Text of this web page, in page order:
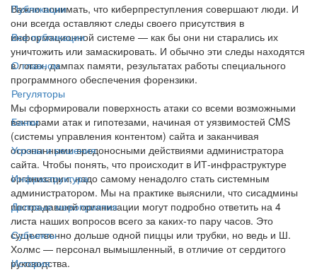
Публикации
Все публикации
О главном
Регуляторы
Банки
Угрозы и решения
Инфраструктура
Деловые мероприятия
Субъекты
История
Важно понимать, что киберпреступления совершают люди. И
они всегда оставляют следы своего присутствия в
информационной системе — как бы они ни старались их
уничтожить или замаскировать. И обычно эти следы находятся
в логах, дампах памяти, результатах работы специального
программного обеспечения форензики.
Мы сформировали поверхность атаки со всеми возможными
векторами атак и гипотезами, начиная от уязвимостей CMS
(системы управления контентом) сайта и заканчивая
осознанными вредоносными действиями администратора
сайта. Чтобы понять, что происходит в ИТ-инфраструктуре
организации, надо самому ненадолго стать системным
администратором. Мы на практике выяснили, что сисадмины
пострадавшей организации могут подробно ответить на 4
листа наших вопросов всего за каких-то пару часов. Это
существенно дольше одной пиццы или трубки, но ведь и Ш.
Холмс — персонал вымышленный, в отличие от сердитого
руководства.